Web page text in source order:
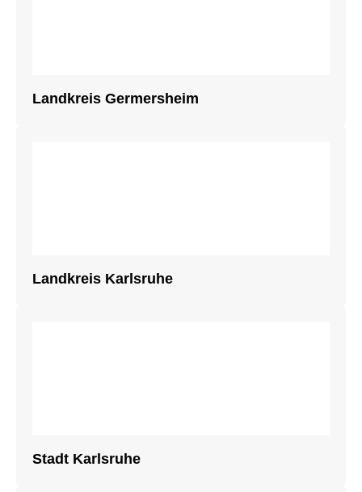
Landkreis Germersheim
Landkreis Karlsruhe
Stadt Karlsruhe